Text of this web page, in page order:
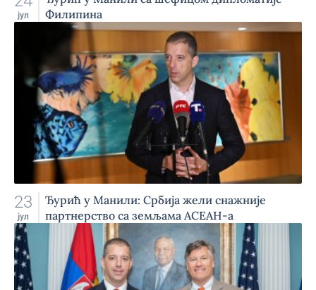
јул
Филипина
23
јул
Ђурић у Манили: Србија жели снажније
партнерство са земљама АСЕАН-а